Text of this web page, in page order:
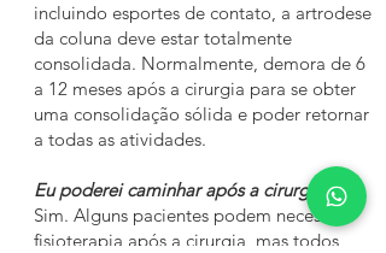
incluindo esportes de contato, a artrodese
da coluna deve estar totalmente
consolidada. Normalmente, demora de 6
a 12 meses após a cirurgia para se obter
uma consolidação sólida e poder retornar
a todas as atividades.
Eu poderei caminhar após a cirurgia?
Sim. Alguns pacientes podem necessitar
fisioterapia após a cirurgia, mas todos